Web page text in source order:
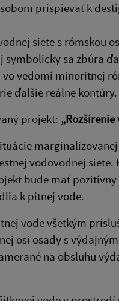
prispievať k
siete s rómskou
sa zbúra
vedomí minoritnej
ďalšie reálne kontúry.
projekt:
vodovodnej
bude mať
k pitnej vode.
vode všetkým
osi osady s
na obsluhu